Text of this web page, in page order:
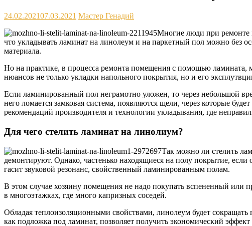
24.02.202107.03.2021 Мастер Генадий
Многие люди при ремонте
что укладывать ламинат на линолеум и на паркетный пол можно без
материала.
Но на практике, в процесса ремонта помещения с помощью ламината,
нюансов не только укладки напольного покрытия, но и его
Если ламинированный пол неграмотно уложен, то через небольшой
него ломается замковая система, появляются щели, через которые
рекомендаций производителя и технологии укладывания, где
Для чего стелить ламинат на линолиум?
Так можно ли стелить
демонтируют. Однако, частенько находящиеся на полу покрытие, если
гасит звуковой резонанс, свойственный ламинированным полам.
В этом случае хозяину помещения не надо покупать вспененный или
в многоэтажках, где много капризных соседей.
Обладая теплоизоляционными свойствами, линолеум будет
как подложка под ламинат, позволяет получить экономический